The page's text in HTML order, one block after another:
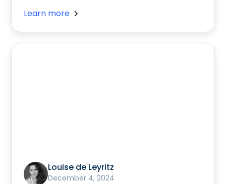
Learn more
Louise de Leyritz
December 4, 2024